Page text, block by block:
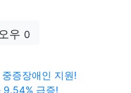
우 0
증장애인 지원!
9.54% 급증!